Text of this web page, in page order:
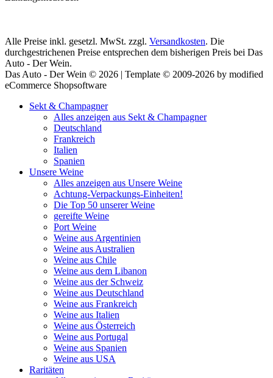
Alle Preise inkl. gesetzl. MwSt. zzgl. Versandkosten. Die
durchgestrichenen Preise entsprechen dem bisherigen Preis bei Das
Auto - Der Wein.
Das Auto - Der Wein © 2026 | Template © 2009-2026 by modified
eCommerce Shopsoftware
Sekt & Champagner
Alles anzeigen aus Sekt & Champagner
Deutschland
Frankreich
Italien
Spanien
Unsere Weine
Alles anzeigen aus Unsere Weine
Achtung-Verpackungs-Einheiten!
Die Top 50 unserer Weine
gereifte Weine
Port Weine
Weine aus Argentinien
Weine aus Australien
Weine aus Chile
Weine aus dem Libanon
Weine aus der Schweiz
Weine aus Deutschland
Weine aus Frankreich
Weine aus Italien
Weine aus Österreich
Weine aus Portugal
Weine aus Spanien
Weine aus USA
Raritäten